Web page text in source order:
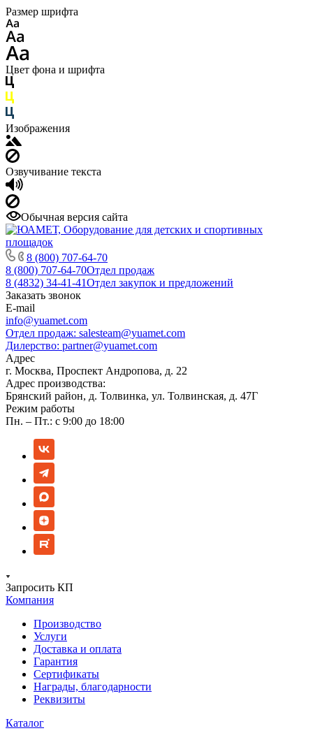
Размер шрифта
Цвет фона и шрифта
Изображения
Озвучивание текста
Обычная версия сайта
8 (800) 707-64-70
8 (800) 707-64-70Отдел продаж
8 (4832) 34-41-41Отдел закупок и предложений
Заказать звонок
E-mail
info@yuamet.com
Отдел продаж: salesteam@yuamet.com
Дилерство: partner@yuamet.com
Адрес
г. Москва, Проспект Андропова, д. 22
Адрес производства:
Брянский район, д. Толвинка, ул. Толвинская, д. 47Г
Режим работы
Пн. – Пт.: с 9:00 до 18:00
Запросить КП
Компания
Производство
Услуги
Доставка и оплата
Гарантия
Сертификаты
Награды, благодарности
Реквизиты
Каталог